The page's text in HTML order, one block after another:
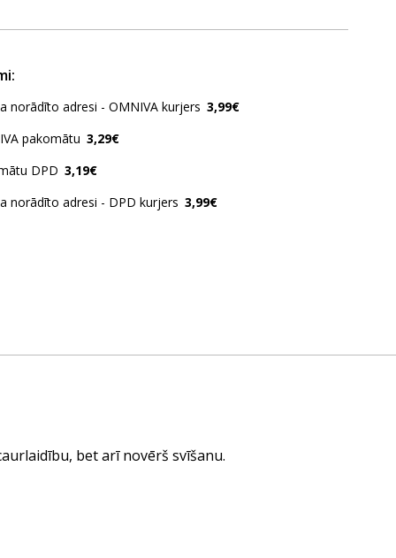
norādīto adresi - OMNIVA kurjers 3,99€
pakomātu 3,29€
DPD 3,19€
norādīto adresi - DPD kurjers 3,99€
bet arī novērš svīšanu.